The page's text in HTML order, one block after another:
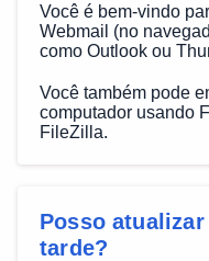
Você é bem-vindo
Webmail (no
como Outlook ou
Você também pode
computador usando
FileZilla.
Posso
tarde?